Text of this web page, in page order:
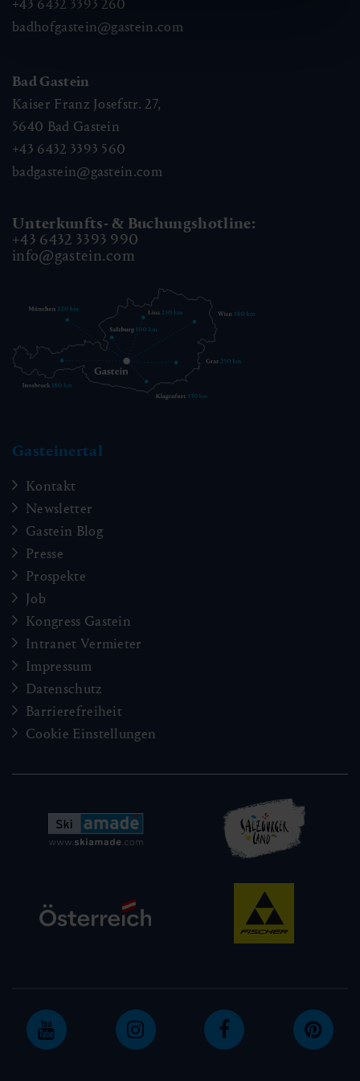
+43 6432 3393 260
badhofgastein@gastein.com
Bad Gastein
Kaiser Franz Josefstr. 27,
5640 Bad Gastein
+43 6432 3393 560
badgastein@gastein.com
Unterkunfts- & Buchungshotline:
+43 6432 3393 990
info@gastein.com
Gasteinertal
Kontakt
Newsletter
Gastein Blog
Presse
Prospekte
Job
Kongress Gastein
Intranet Vermieter
Impressum
Datenschutz
Barrierefreiheit
Cookie Einstellungen